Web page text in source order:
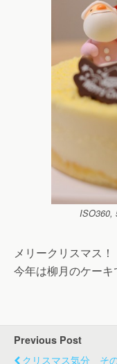
ISO360,
メリークリスマス！
今年は柳月のケーキ
Previous Post
クリスマス気分 そ